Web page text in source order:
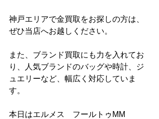
神戸エリアで金買取をお探しの方は、
ぜひ当店へお越しください。
また、ブランド買取にも力を入れてお
り、人気ブランドのバッグや時計、ジ
ュエリーなど、幅広く対応していま
す。
本日はエルメス　フールトゥMM